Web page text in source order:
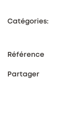
Catégories:
Référence
Partager